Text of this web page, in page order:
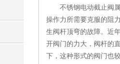
不锈钢电动截止阀属
操作力所需要克服的阻
生阀杆顶弯的故障。近
开阀门的力大，阀杆的
下，这种形式的阀门也